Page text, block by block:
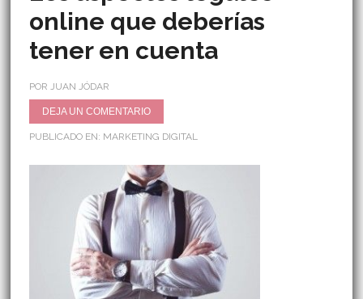
online que deberías
tener en cuenta
POR JUAN JÓDAR
DEJA UN COMENTARIO
PUBLICADO EN: MARKETING DIGITAL